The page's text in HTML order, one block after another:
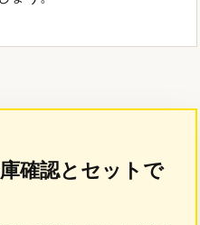
確認とセットで